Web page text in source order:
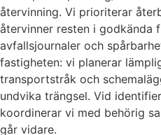
återvinning. Vi prioriterar
återvinner resten i godkända
avfallsjournaler och
fastigheten: vi planerar
transportstråk och
undvika trängsel. Vid
koordinerar vi med behörig
går vidare.